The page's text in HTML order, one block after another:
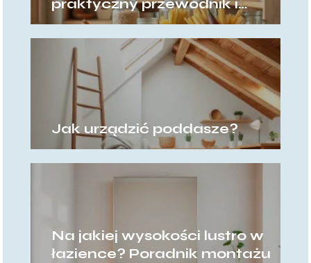
praktyczny przewodnik i
pomysły
Jak urządzić poddasze?
Na jakiej wysokości lustro w
łazience? Poradnik montażu